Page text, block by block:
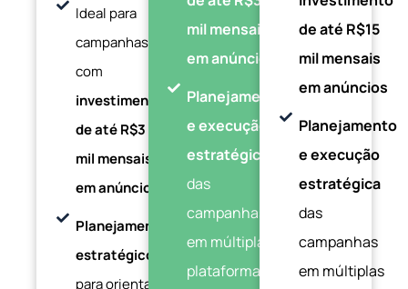
Ideal para
campanhas
com
investimento
de até R$3
mil mensais
em anúncios
Planejamento
estratégico
para orientar
mil mensais
em anúncios
Planejamento
e execução
estratégica
das
campanhas
em múltiplas
plataformas
de até R$15
mil mensais
em anúncios
Planejamento
e execução
estratégica
das
campanhas
em múltiplas